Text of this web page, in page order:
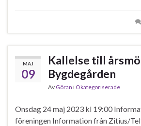
MAJ
09
Kallelse till
Bygdegården
Av Göran i Okategoriserade
Onsdag 24 maj 2023 kl 19:00
föreningen Information från Zitius/